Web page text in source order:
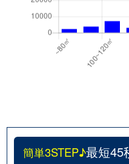
簡単3STEP♪最短45